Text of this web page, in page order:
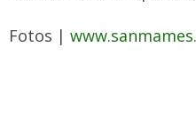
Fotos |